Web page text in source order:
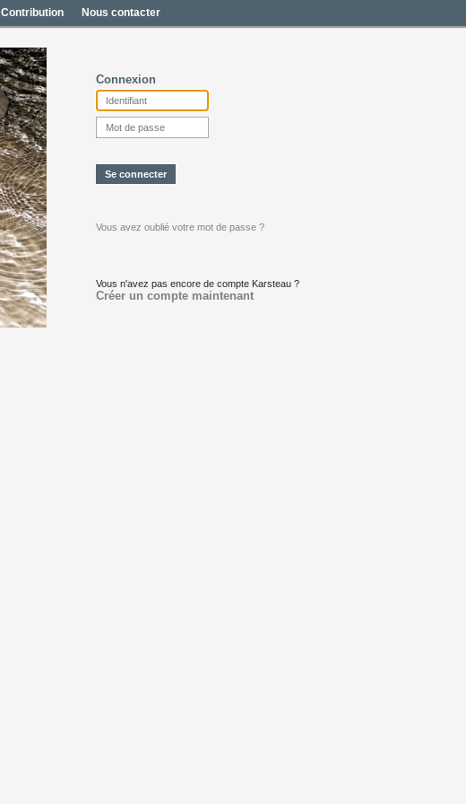
Contribution Nous contacter
Connexion
Vous avez oublié votre mot de passe ?
Vous n'avez pas encore de compte Karsteau ?
Créer un compte maintenant